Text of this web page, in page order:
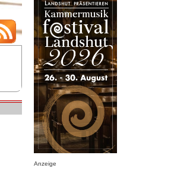
Anzeige